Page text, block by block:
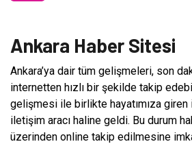
Ankara Haber Sitesi
Ankara’ya dair tüm gelişmeleri, son
internetten hızlı bir şekilde takip
gelişmesi ile birlikte hayatımıza
iletişim aracı haline geldi. Bu durum
üzerinden online takip edilmesine